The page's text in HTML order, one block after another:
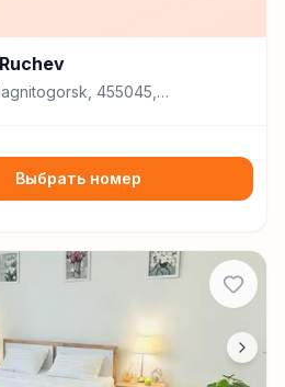
455045,
Выбрать номер